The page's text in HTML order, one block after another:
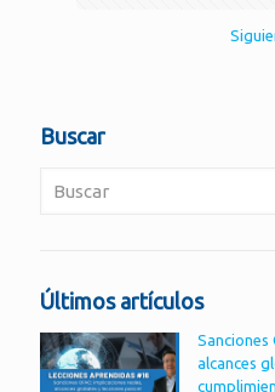
Buscar
Últimos artículos
Sanciones
alcances